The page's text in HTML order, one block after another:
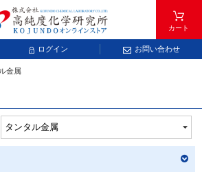
カート
ログイン お問い合わせ
元素記号で検索する
大表示されます。拡大した表から元素記号をタップ
金属